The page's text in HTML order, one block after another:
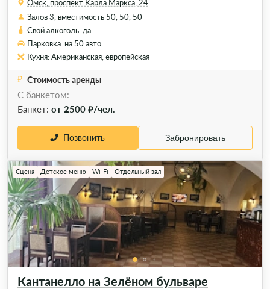
Омск, проспект Карла Маркса, 24
Залов 3, вместимость 50, 50, 50
Свой алкоголь: да
Парковка: на 50 авто
Кухня: Американская, европейская
Стоимость аренды
С банкетом:
Банкет: от 2500 ₽/чел.
Позвонить Забронировать
Кантанелло на Зелёном бульваре
Сцена Детское меню Wi-Fi Отдельный зал